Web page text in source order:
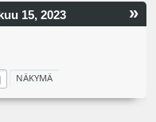
»
15, 2023